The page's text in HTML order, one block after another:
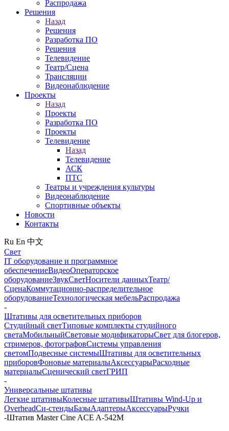
Распродажа
Решения
Назад
Решения
Разработка ПО
Решения
Телевидение
Театр/Сцена
Трансляции
Видеонаблюдение
Проекты
Назад
Проекты
Разработка ПО
Проекты
Телевидение
Назад
Телевидение
АСК
ПТС
Театры и учреждения культуры
Видеонаблюдение
Спортивные объекты
Новости
Контакты
Ru En 中文
Свет
IT оборудование и программное
обеспечениеВидеоОператорское
оборудованиеЗвукСветНосители данныхТеатр/
СценаКоммутационно-распределительное
оборудованиеТехнологическая мебельРаспродажа
-
Штативы для осветительных приборов
Студийный светТиповые комплекты студийного
светаМобильныйСветовые модификаторыСвет для блогеров,
стримеров, фотографовСистемы управления
светомПодвесные системыШтативы для осветительных
приборовФоновые материалыАксессуарыРасходные
материалыСценический светГРИП
-
Универсальные штативы
Легкие штативыКолесные штативыШтативы Wind-Up и
OverheadСи-стендыБазыАдаптерыАксессуарыРучки
-Штатив Master Cine ACE A-542M